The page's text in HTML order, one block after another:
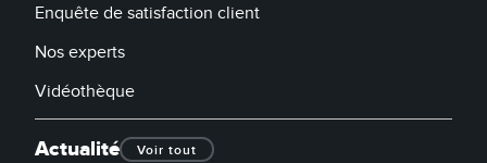
Enquête de satisfaction client
Nos experts
Vidéothèque
Actualité Voir tout